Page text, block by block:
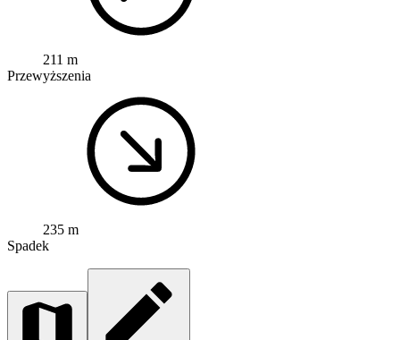
211 m
Przewyższenia
235 m
Spadek